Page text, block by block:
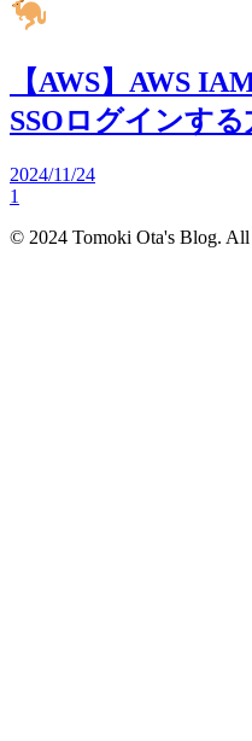
【AWS】AWS
SSOログインする
2024/11/24
1
© 2024 Tomoki Ota's Blog. All